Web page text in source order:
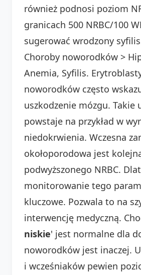
również podnosi poziom
granicach 500 NRBC/100
sugerować wrodzony
Choroby noworodków >
Anemia, Syfilis.
noworodków często
uszkodzenie mózgu. Takie
powstaje na przykład w
niedokrwienia. Wczesna
okołoporodowa jest
podwyższonego NRBC.
monitorowanie tego
kluczowe. Pozwala to na
interwencję medyczną.
niskie' jest normalne dla
noworodków jest inaczej.
i wcześniaków pewien